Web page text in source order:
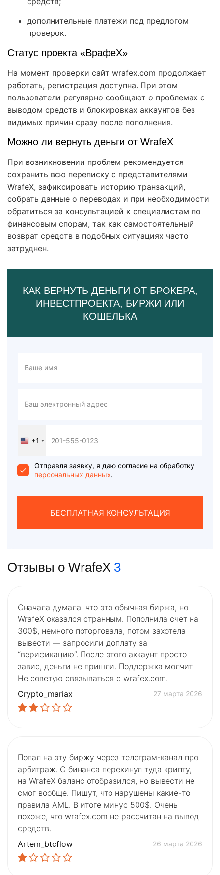
дополнительные платежи под предлогом
проверок.
Статус проекта «ВрафеХ»
На момент проверки сайт wrafex.com продолжает
работать, регистрация доступна. При этом
пользователи регулярно сообщают о проблемах с
выводом средств и блокировках аккаунтов без
видимых причин сразу после пополнения.
Можно ли вернуть деньги от WrafeX
При возникновении проблем рекомендуется
сохранить всю переписку с представителями
WrafeX, зафиксировать историю транзакций,
собрать данные о переводах и при необходимости
обратиться за консультацией к специалистам по
финансовым спорам, так как самостоятельный
возврат средств в подобных ситуациях часто
затруднен.
КАК ВЕРНУТЬ ДЕНЬГИ ОТ БРОКЕРА,
ИНВЕСТПРОЕКТА, БИРЖИ ИЛИ
КОШЕЛЬКА
United
+1
+1
Отправля заявку, я даю согласие на обработку
персональных данных.
БЕСПЛАТНАЯ КОНСУЛЬТАЦИЯ
Отзывы о WrafeX 3
Сначала думала, что это обычная биржа, но
WrafeX оказался странным. Пополнила счет на
300$, немного поторговала, потом захотела
вывести — запросили доплату за
“верификацию”. После этого аккаунт просто
завис, деньги не пришли. Поддержка молчит.
Не советую связываться с wrafex.com.
Crypto_mariax
27 марта 2026
Попал на эту биржу через телеграм-канал про
арбитраж. С бинанса перекинул туда крипту,
на WrafeX баланс отобразился, но вывести не
смог вообще. Пишут, что нарушены какие-то
правила AML. В итоге минус 500$. Очень
похоже, что wrafex.com не рассчитан на вывод
средств.
Artem_btcflow
26 марта 2026